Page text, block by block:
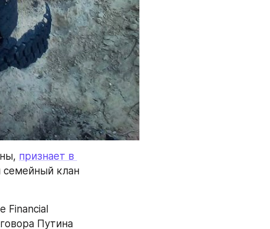
признает в
семейный клан
Financial
Путина